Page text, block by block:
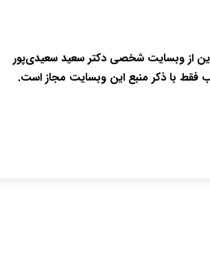
از وبسایت شخصی دکتر سعید سعیدی‌پور
فقط با ذکر منبع این وبسایت مجاز است.